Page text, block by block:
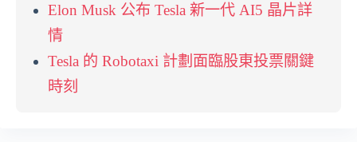
Elon Musk 公布 Tesla 新一代 AI5 晶片詳
情
Tesla 的 Robotaxi 計劃面臨股東投票關鍵
時刻